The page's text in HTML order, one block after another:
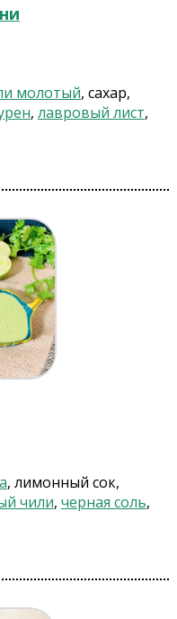
молотый, сахар,
, лавровый лист,
, лимонный сок,
чили, черная соль,